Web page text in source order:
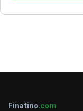
Finatino.com